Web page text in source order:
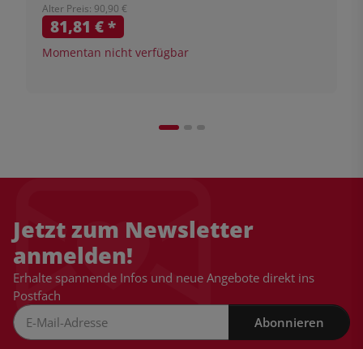
Alter Preis: 90,90 €
81,81 €*
Momentan nicht verfügbar
Jetzt zum Newsletter
anmelden!
Erhalte spannende Infos und neue Angebote direkt ins
Postfach
Abonnieren